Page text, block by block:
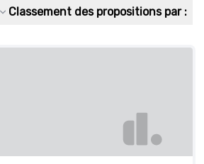
Classement des propositions par :